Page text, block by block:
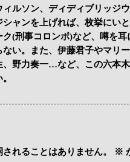
ィルソン、ディディブリッジ
ャンを上げれば、枚挙にい
(刑事コロンボ)など、噂を
い。また、伊藤君子やマリ
、野力奏一…など、この六本
れることはありません。 ※